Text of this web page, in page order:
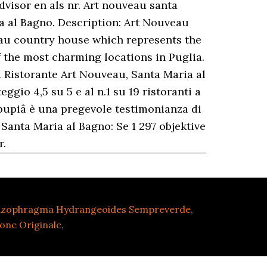
en als nr. Art nouveau santa
al Bagno. Description: Art Nouveau
country house which represents the
the most charming locations in Puglia.
Art Nouveau, Santa Maria al
4,5 su 5 e al n.1 su 19 ristoranti a
è una pregevole testimonianza di
Maria al Bagno: Se 1 297 objektive
Hydrangeoides Sempreverde,
Originale,